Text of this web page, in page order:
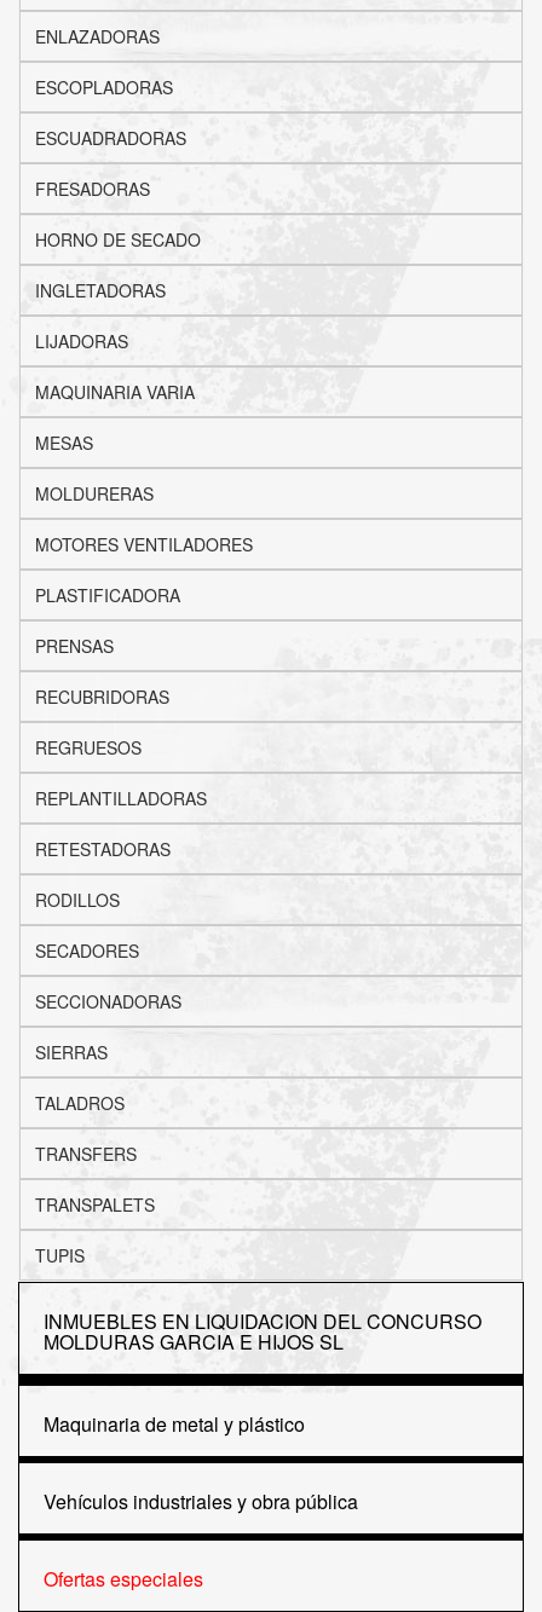
ENLAZADORAS
ESCOPLADORAS
ESCUADRADORAS
FRESADORAS
HORNO DE SECADO
INGLETADORAS
LIJADORAS
MAQUINARIA VARIA
MESAS
MOLDURERAS
MOTORES VENTILADORES
PLASTIFICADORA
PRENSAS
RECUBRIDORAS
REGRUESOS
REPLANTILLADORAS
RETESTADORAS
RODILLOS
SECADORES
SECCIONADORAS
SIERRAS
TALADROS
TRANSFERS
TRANSPALETS
TUPIS
INMUEBLES EN LIQUIDACION DEL CONCURSO
MOLDURAS GARCIA E HIJOS SL
Maquinaria de metal y plástico
Vehículos industriales y obra pública
Ofertas especiales